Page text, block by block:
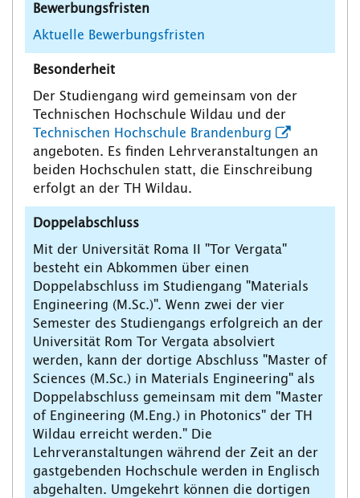
Bewerbungsfristen
Aktuelle Bewerbungsfristen
Besonderheit
Der Studiengang wird gemeinsam von der
Technischen Hochschule Wildau und der
Technischen Hochschule Brandenburg
angeboten. Es finden Lehrveranstaltungen an
beiden Hochschulen statt, die Einschreibung
erfolgt an der TH Wildau.
Doppelabschluss
Mit der Universität Roma II "Tor Vergata"
besteht ein Abkommen über einen
Doppelabschluss im Studiengang "Materials
Engineering (M.Sc.)". Wenn zwei der vier
Semester des Studiengangs erfolgreich an der
Universität Rom Tor Vergata absolviert
werden, kann der dortige Abschluss "Master of
Sciences (M.Sc.) in Materials Engineering" als
Doppelabschluss gemeinsam mit dem "Master
of Engineering (M.Eng.) in Photonics" der TH
Wildau erreicht werden." Die
Lehrveranstaltungen während der Zeit an der
gastgebenden Hochschule werden in Englisch
abgehalten. Umgekehrt können die dortigen